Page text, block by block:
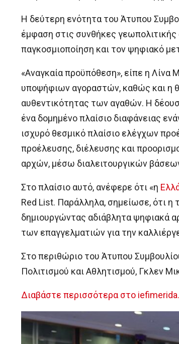
Η δεύτερη ενότητα του Άτυπου
έμφαση στις συνθήκες γεωπολιτικής
παγκοσμιοποίηση και τον ψηφιακό
«Αναγκαία προϋπόθεση», είπε η Λίνα
υποψήφιων αγοραστών, καθώς και η
αυθεντικότητας των αγαθών. Η
ένα δομημένο πλαίσιο διαφάνειας
ισχυρό θεσμικό πλαίσιο ελέγχων
προέλευσης, διέλευσης και
αρχών, μέσω διαλειτουργικών
Στο πλαίσιο αυτό, ανέφερε ότι «η
Red List. Παράλληλα, σημείωσε, ότι η
δημιουργώντας αδιάβλητα ψηφιακά
των επαγγελματιών για την
Στο περιθώριο του Άτυπου
Πολιτισμού και Αθλητισμού, Γκλεν
Διαβάστε περισσότερα στο